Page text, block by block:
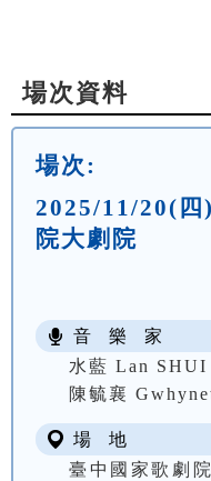
場次資料
場次:
2025/11/20(四
院大劇院
音 樂 家
水藍 Lan SHUI
陳毓襄
場 地
臺中國家歌劇